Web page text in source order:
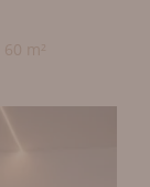
60 m²